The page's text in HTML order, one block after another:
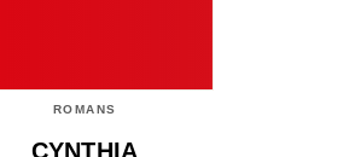
ROMANS
CYNTHIA